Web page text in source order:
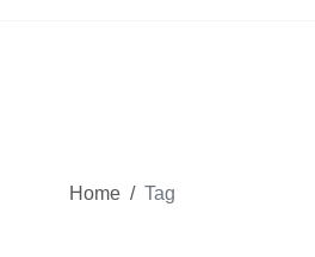
Home / Tag